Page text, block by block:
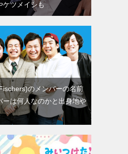
ケツメイシも
のメンバーの名前
ーは何人なのかと出身地や